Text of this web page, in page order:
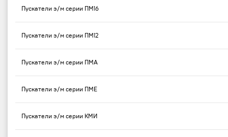
Пускатели э/м серии ПМ16
Пускатели э/м серии ПМ12
Пускатели э/м серии ПМА
Пускатели э/м серии ПМЕ
Пускатели э/м серии КМИ